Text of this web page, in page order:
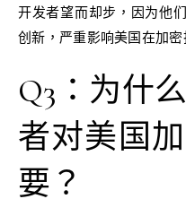
开发者望而却步，因为他
创新，严重影响美国在加密
Q3：为什
者对美国
要？